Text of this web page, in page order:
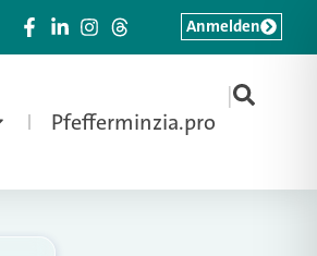
Pfefferminzia.pro
|
Anmelden